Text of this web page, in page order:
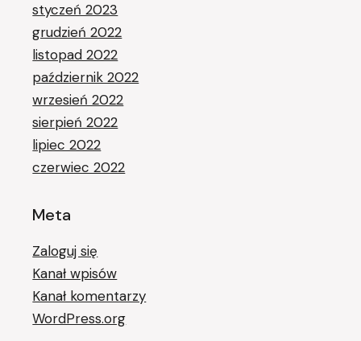
styczeń 2023
grudzień 2022
listopad 2022
październik 2022
wrzesień 2022
sierpień 2022
lipiec 2022
czerwiec 2022
Meta
Zaloguj się
Kanał wpisów
Kanał komentarzy
WordPress.org